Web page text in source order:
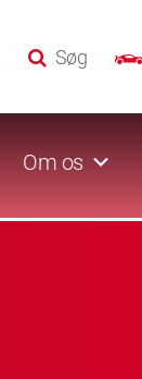
Søg
Om os